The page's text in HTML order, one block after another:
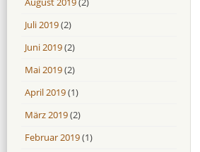
Juli 2019(2)
Juni 2019(2)
Mai 2019(2)
April 2019(1)
März 2019(2)
Februar 2019(1)